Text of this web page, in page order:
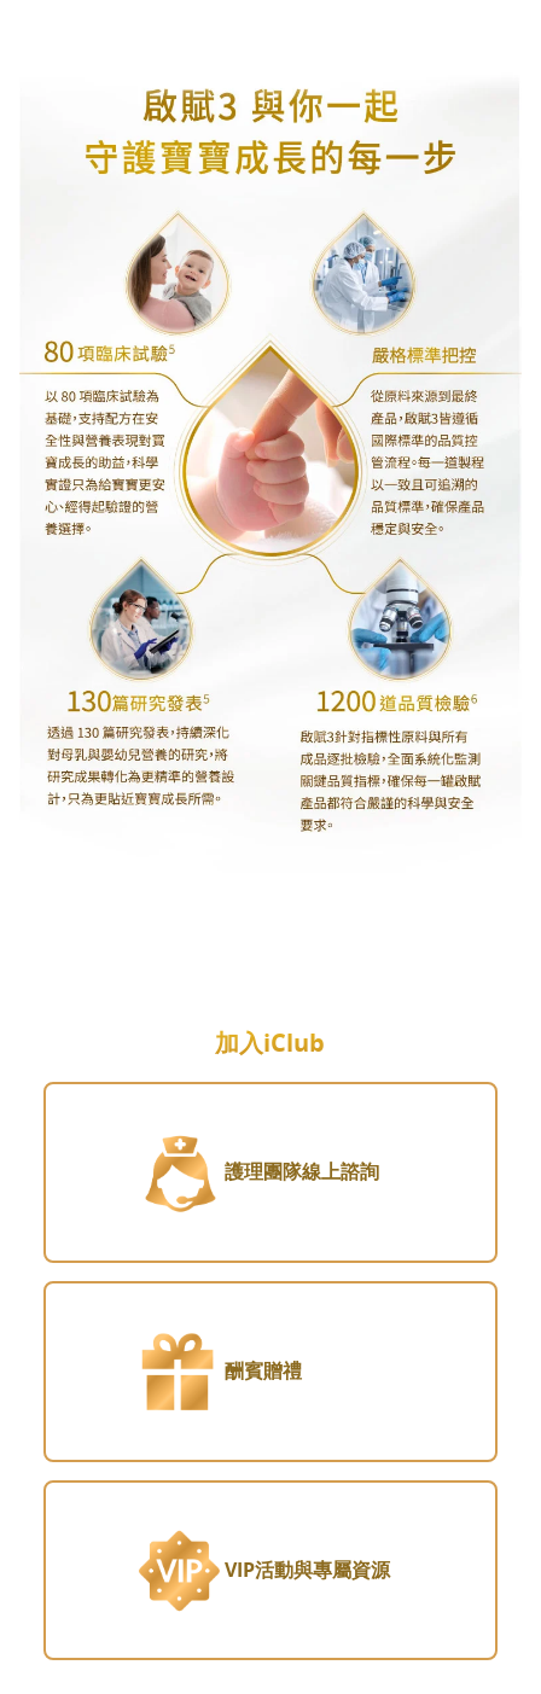
加入iClub
護理團隊線上諮詢
酬賓贈禮
VIP活動與專屬資源